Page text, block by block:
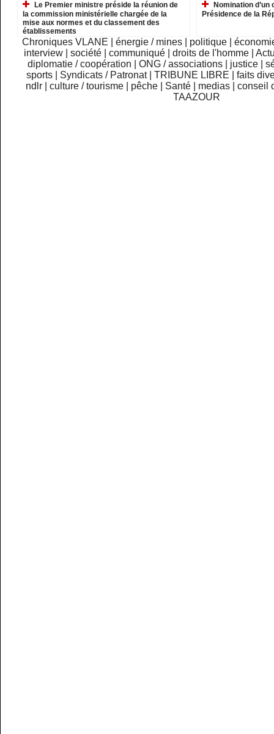
Le Premier ministre préside la réunion de
la commission ministérielle chargée de la
mise aux normes et du classement des
établissements
Nomination
Présidence de la
Chroniques VLANE énergie / mines politique
interview
|société |communiqué |droits de l'homme |
diplomatie / coopération
ONG / associations justice
sports
Syndicats / Patronat TRIBUNE LIBRE
faits
ndlr
|culture / tourisme pêche Santé medias |conseil
TAAZOUR